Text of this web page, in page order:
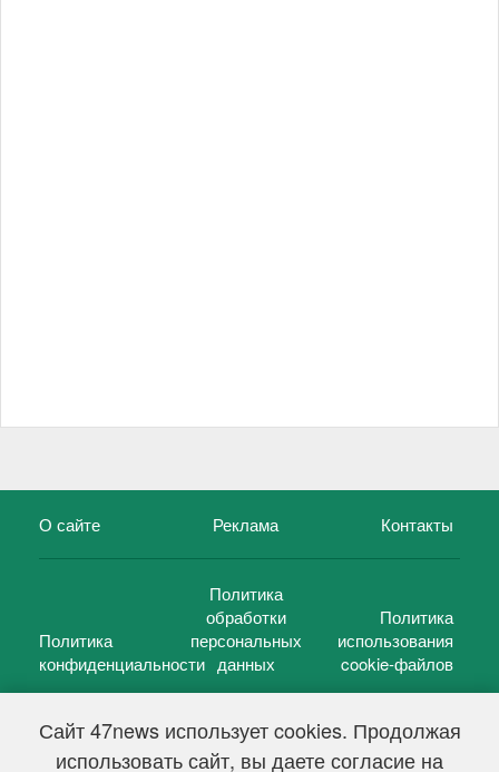
Сайт 47news использует cookies. Продолжая
использовать сайт, вы даете согласие на
О сайте Реклама Контакты
Политика
конфиденциальности
Политика
обработки
персональных
данных
Политика
использования
cookie-файлов